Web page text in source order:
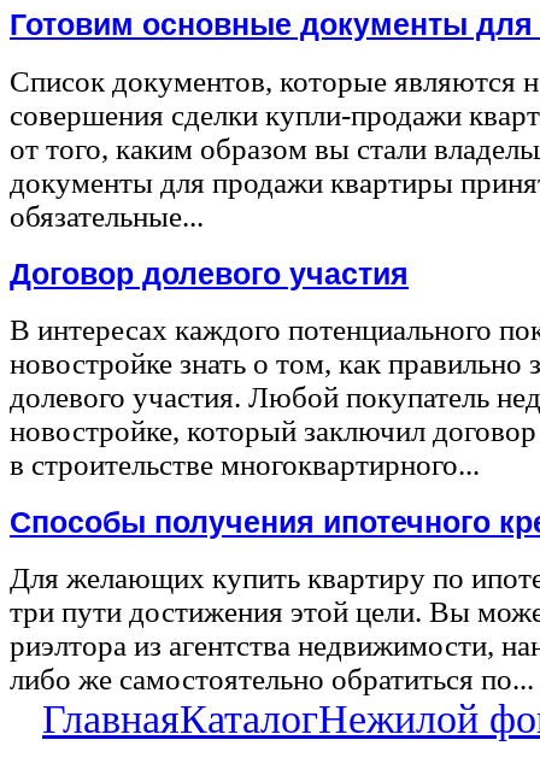
Готовим основные документы
Список документов, которые являются
совершения сделки купли-продажи
от того, каким образом вы стали
документы для продажи квартиры
обязательные...
Договор долевого участия
В интересах каждого потенциального
новостройке знать о том, как правильно
долевого участия. Любой покупатель
новостройке, который заключил
в строительстве многоквартирного...
Способы получения ипотечного
Для желающих купить квартиру по
три пути достижения этой цели. Вы
риэлтора из агентства недвижимости,
либо же самостоятельно обратиться по...
ГлавнаяКаталогНежилой